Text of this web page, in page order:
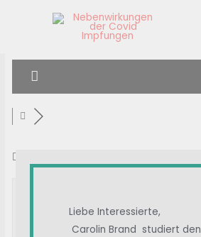
Liebe Interessierte,
Carolin Brand studiert den